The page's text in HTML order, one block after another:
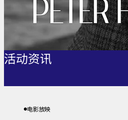
活动资​​讯
23.05.2026 (六) 早上11时,
电影放映